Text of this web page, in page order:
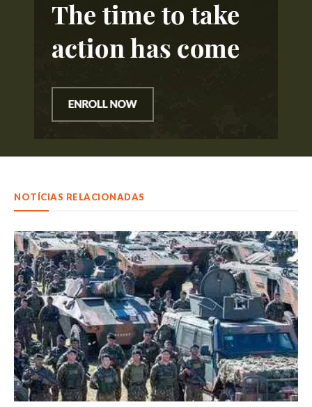
NOTÍCIAS RELACIONADAS